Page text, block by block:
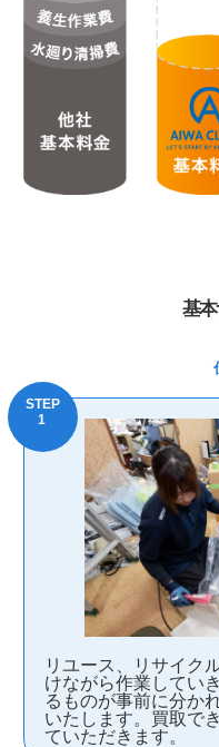
基
リユース、リサイク
けながら作業してい
るものが事前に分か
いたします。買取で
ていただきます。